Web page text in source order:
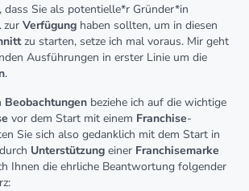
dass Sie als potentielle*r Gründer*in
zur Verfügung haben sollten, um in diesen
zu starten, setze ich mal voraus. Mir geht
Ausführungen in erster Linie um die
.
Beobachtungen beziehe ich auf die wichtige
vor dem Start mit einem Franchise-
Sie sich also gedanklich mit dem Start in
Unterstützung einer Franchisemarke
Ihnen die ehrliche Beantwortung folgender